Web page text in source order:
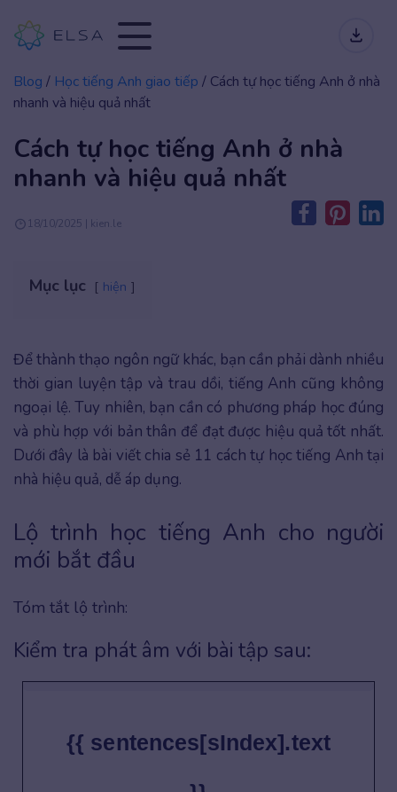
Blog / Học tiếng Anh giao tiếp / Cách tự học tiếng Anh ở nhà
nhanh và hiệu quả nhất
Cách tự học tiếng Anh ở nhà
nhanh và hiệu quả nhất
18/10/2025 | kien.le
Mục lục hiện
Để thành thạo ngôn ngữ khác, bạn cần phải dành nhiều
thời gian luyện tập và trau dồi, tiếng Anh cũng không
ngoại lệ. Tuy nhiên, bạn cần có phương pháp học đúng
và phù hợp với bản thân để đạt được hiệu quả tốt nhất.
Dưới đây là bài viết chia sẻ 11 cách tự học tiếng Anh tại
nhà hiệu quả, dễ áp dụng.
Lộ trình học tiếng Anh cho người
mới bắt đầu
Tóm tắt lộ trình:
Kiểm tra phát âm với bài tập sau:
{{ sentences[sIndex].text